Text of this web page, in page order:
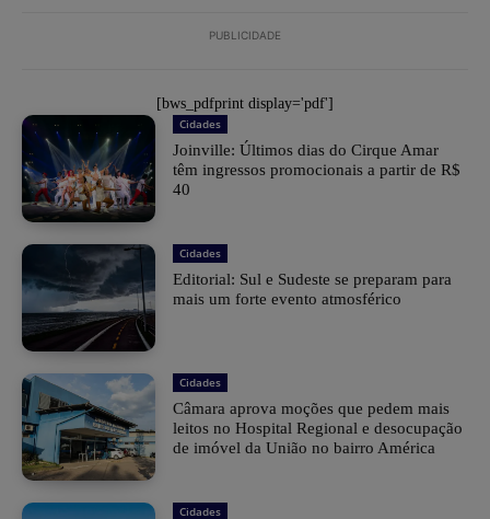
PUBLICIDADE
[bws_pdfprint display='pdf']
Cidades
Joinville: Últimos dias do Cirque Amar
têm ingressos promocionais a partir de R$
40
Cidades
Editorial: Sul e Sudeste se preparam para
mais um forte evento atmosférico
Cidades
Câmara aprova moções que pedem mais
leitos no Hospital Regional e desocupação
de imóvel da União no bairro América
Cidades